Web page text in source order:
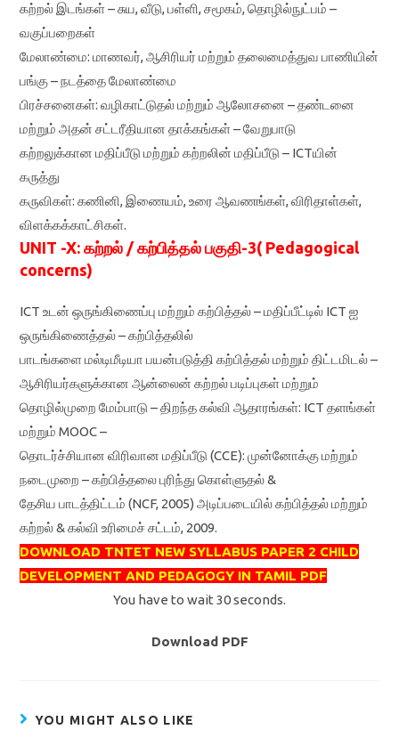
கற்றல் இடங்கள் – சுய, வீடு, பள்ளி, சமூகம், தொழில்நுட்பம் –
வகுப்பறைகள்
மேலாண்மை: மாணவர், ஆசிரியர் மற்றும் தலைமைத்துவ பாணியின்
பங்கு – நடத்தை மேலாண்மை
பிரச்சனைகள்: வழிகாட்டுதல் மற்றும் ஆலோசனை – தண்டனை
மற்றும் அதன் சட்டரீதியான தாக்கங்கள் – வேறுபாடு
கற்றலுக்கான மதிப்பீடு மற்றும் கற்றலின் மதிப்பீடு – ICTயின்
கருத்து
கருவிகள்: கணினி, இணையம், உரை ஆவணங்கள், விரிதாள்கள்,
விளக்கக்காட்சிகள்.
UNIT -X: கற்றல் / கற்பித்தல் பகுதி-3( Pedagogical
concerns)
ICT உடன் ஒருங்கிணைப்பு மற்றும் கற்பித்தல் – மதிப்பீட்டில் ICT ஐ
ஒருங்கிணைத்தல் – கற்பித்தலில்
பாடங்களை மல்டிமீடியா பயன்படுத்தி கற்பித்தல் மற்றும் திட்டமிடல் –
ஆசிரியர்களுக்கான ஆன்லைன் கற்றல் படிப்புகள் மற்றும்
தொழில்முறை மேம்பாடு – திறந்த கல்வி ஆதாரங்கள்: ICT தளங்கள்
மற்றும் MOOC –
தொடர்ச்சியான விரிவான மதிப்பீடு (CCE): முன்னோக்கு மற்றும்
நடைமுறை – கற்பித்தலை புரிந்து கொள்ளுதல் &
தேசிய பாடத்திட்டம் (NCF, 2005) அடிப்படையில் கற்பித்தல் மற்றும்
கற்றல் & கல்வி உரிமைச் சட்டம், 2009.
DOWNLOAD TNTET NEW SYLLABUS PAPER 2 CHILD
DEVELOPMENT AND PEDAGOGY IN TAMIL PDF
You have to wait 30 seconds.
Download PDF
YOU MIGHT ALSO LIKE